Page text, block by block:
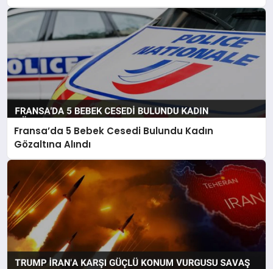
Fransa’da 5 Bebek Cesedi Bulundu Kadın
Gözaltına Alındı